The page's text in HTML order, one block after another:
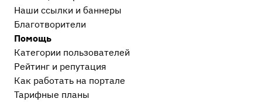
Наши ссылки и баннеры
Благотворители
Помощь
Категории пользователей
Рейтинг и репутация
Как работать на портале
Тарифные планы